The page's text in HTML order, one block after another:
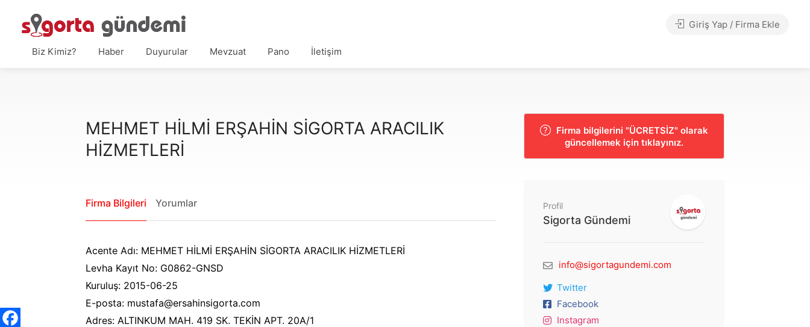
Biz Kimiz? Haber Duyurular Mevzuat Pano İletişim
Giriş Yap / Firma Ekle
MEHMET HİLMİ ERŞAHİN SİGORTA ARACILIK
HİZMETLERİ
Firma Bilgileri Yorumlar
Acente Adı: MEHMET HİLMİ ERŞAHİN SİGORTA ARACILIK HİZMETLERİ
Levha Kayıt No: G0862-GNSD
Kuruluş: 2015-06-25
E-posta: mustafa@ersahinsigorta.com
Adres: ALTINKUM MAH. 419 SK. TEKİN APT. 20A/1
Firma bilgilerini "ÜCRETSİZ" olarak
güncellemek için tıklayınız.
Profil
Sigorta Gündemi
info@sigortagundemi.com
Twitter
Facebook
Instagram